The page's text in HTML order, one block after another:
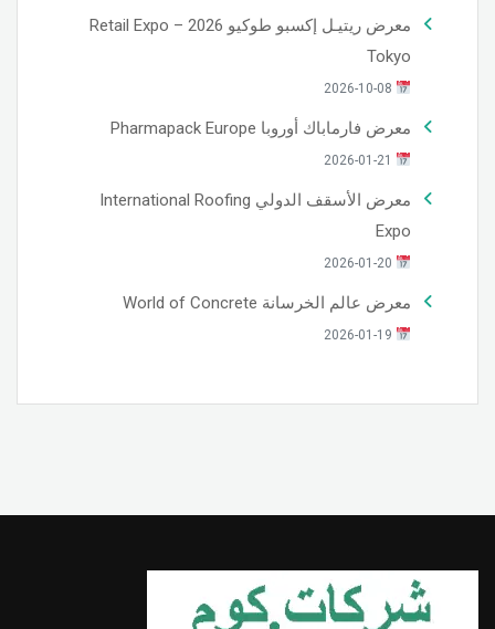
معرض ريتيـل إكسبو طوكيو 2026 – Retail Expo
Tokyo
معرض فارماباك أوروبا Pharmapack Europe
معرض الأسقف الدولي International Roofing
Expo
معرض عالم الخرسانة World of Concrete